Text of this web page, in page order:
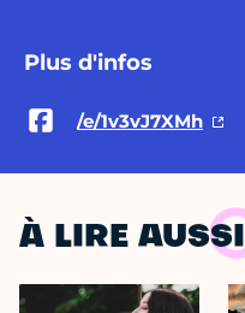
Plus d'infos
/e/1v3vJ7XMh
À LIRE AUSSI